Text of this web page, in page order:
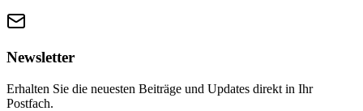
Newsletter
Erhalten Sie die neuesten Beiträge und Updates direkt in Ihr
Postfach.